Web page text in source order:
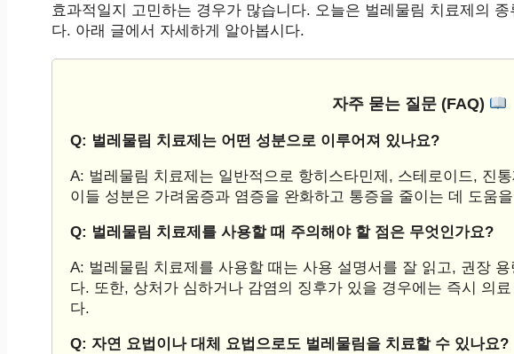
효과적일지 고민하는 경우가 많습니다. 오늘은 벌레물림 치료제의
다. 아래 글에서 자세하게 알아봅시다.
자주 묻는 질문 (FAQ)
Q: 벌레물림 치료제는 어떤 성분으로 이루어져 있나요?
A: 벌레물림 치료제는 일반적으로 항히스타민제, 스테로이드, 진
이들 성분은 가려움증과 염증을 완화하고 통증을 줄이는 데 도움
Q: 벌레물림 치료제를 사용할 때 주의해야 할 점은 무엇인가요?
A: 벌레물림 치료제를 사용할 때는 사용 설명서를 잘 읽고, 권장
다. 또한, 상처가 심하거나 감염의 징후가 있을 경우에는 즉시 의
다.
Q: 자연 요법이나 대체 요법으로도 벌레물림을 치료할 수 있나요?